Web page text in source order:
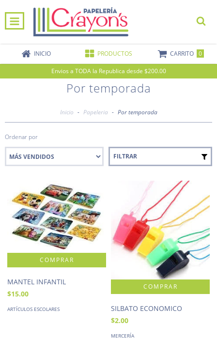
INICIO PRODUCTOS CARRITO 0
Envios a TODA la Republica desde $200.00
Por temporada
Inicio - Papeleria - Por temporada
Ordenar por
FILTRAR
MANTEL INFANTIL
$15.00
ARTÍCULOS ESCOLARES
SILBATO ECONOMICO
$2.00
MERCERÍA